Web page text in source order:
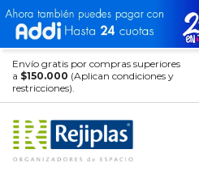
Envío gratis por compras superiores
a $150.000 (Aplican condiciones y
restricciones).